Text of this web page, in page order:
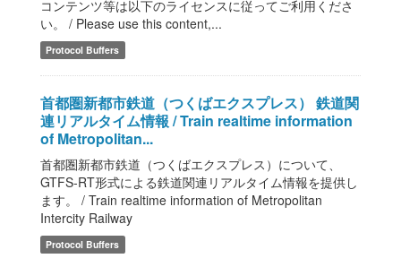
コンテンツ等は以下のライセンスに従ってご利用くださ
い。 / Please use this content,...
Protocol Buffers
首都圏新都市鉄道（つくばエクスプレス） 鉄道関
連リアルタイム情報 / Train realtime information
of Metropolitan...
首都圏新都市鉄道（つくばエクスプレス）について、
GTFS-RT形式による鉄道関連リアルタイム情報を提供し
ます。 / Train realtime information of Metropolitan
Intercity Railway
Protocol Buffers